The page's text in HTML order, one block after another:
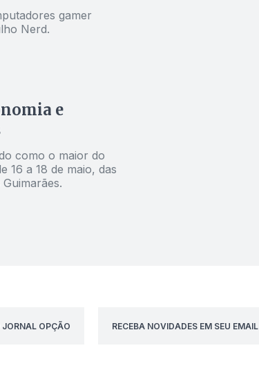
gamer
Nerd.
e
como o maior do
16 a 18 de maio, das
JORNAL OPÇÃO
RECEBA NOVIDADES EM SEU EMAIL